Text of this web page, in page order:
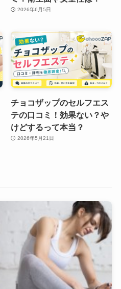
2026年6月5日
チョコザップのセルフエス
テの口コミ！効果ない？や
けどするって本当？
2026年5月21日